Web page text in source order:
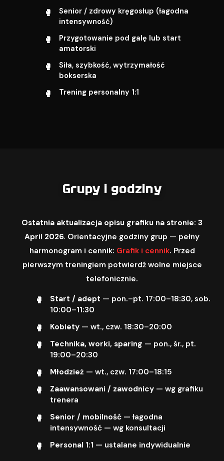
Senior / zdrowy kręgosłup (łagodna
intensywność)
Przygotowanie pod galę lub start
amatorski
Siła, szybkość, wytrzymałość
bokserska
Trening personalny 1:1
Grupy i godziny
Ostatnia aktualizacja opisu grafiku na stronie: 3
April 2026. Orientacyjne godziny grup — pełny
harmonogram i cennik: Grafik i cennik. Przed
pierwszym treningiem potwierdź wolne miejsce
telefonicznie.
Start / adept — pon.–pt. 17:00–18:30, sob.
10:00–11:30
Kobiety— wt., czw. 18:30–20:00
Technika, worki, sparing — pon., śr., pt.
19:00–20:30
Młodzież — wt., czw. 17:00–18:15
Zaawansowani / zawodnicy— wg grafiku
trenera
Senior / mobilność— łagodna
intensywność — wg konsultacji
Personal 1:1 — ustalane indywidualnie